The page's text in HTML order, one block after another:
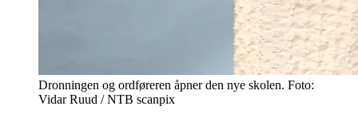
Dronningen og ordføreren åpner den nye skolen. Foto:
Vidar Ruud / NTB scanpix